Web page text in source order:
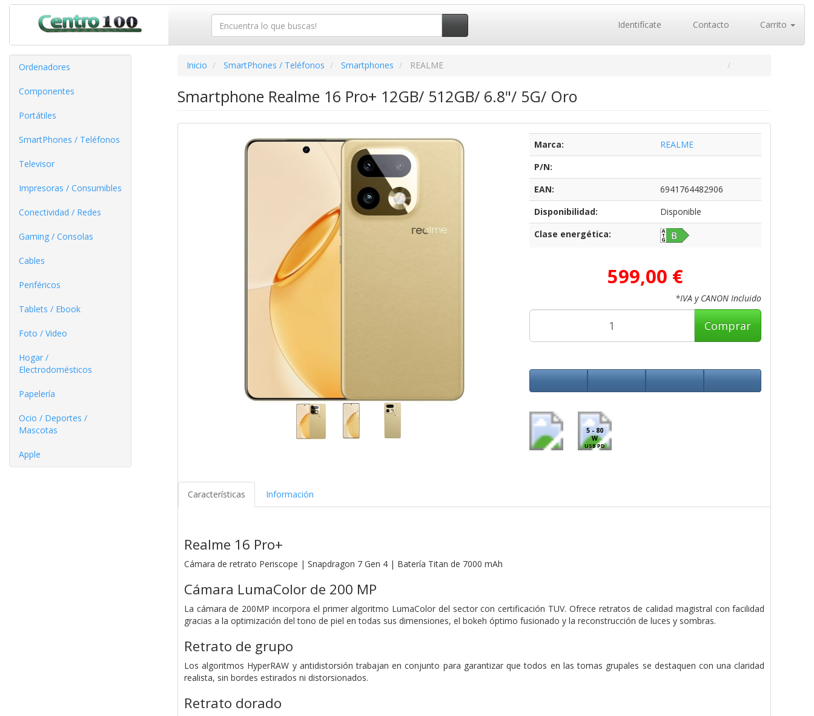
Identifícate Contacto Carrito
Ordenadores
Componentes
Portátiles
SmartPhones / Teléfonos
Televisor
Impresoras / Consumibles
Conectividad / Redes
Gaming / Consolas
Cables
Periféricos
Tablets / Ebook
Foto / Video
Hogar /
Electrodomésticos
Papelería
Ocio / Deportes /
Mascotas
Apple
Inicio SmartPhones / Teléfonos Smartphones REALME
Smartphone Realme 16 Pro+ 12GB/ 512GB/ 6.8"/ 5G/ Oro
Marca:
REALME
P/N:
EAN:
6941764482906
Disponibilidad:
Disponible
Clase energética:
599,00 €
*IVA y CANON Incluido
Comprar
5 - 80
W
USB PD
Características Información
Realme 16 Pro+
Cámara de retrato Periscope | Snapdragon 7 Gen 4 | Batería Titan de 7000 mAh
Cámara LumaColor de 200 MP
La cámara de 200MP incorpora el primer algoritmo LumaColor del sector con certificación TUV. Ofrece retratos de calidad magistral con facilidad
gracias a la optimización del tono de piel en todas sus dimensiones, el bokeh óptimo fusionado y la reconstrucción de luces y sombras.
Retrato de grupo
Los algoritmos HyperRAW y antidistorsión trabajan en conjunto para garantizar que todos en las tomas grupales se destaquen con una claridad
realista, sin bordes estirados ni distorsionados.
Retrato dorado